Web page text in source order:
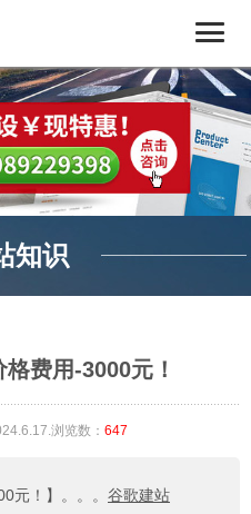
知识
费用-3000元！
浏览数： 647
元！】 。。。 谷歌建站